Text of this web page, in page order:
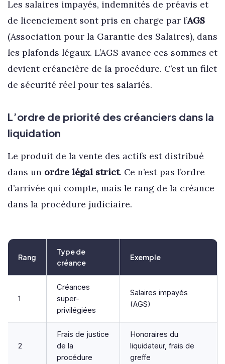
Les salaires impayés, indemnités de préavis et
de licenciement sont pris en charge par l’AGS
(Association pour la Garantie des Salaires), dans
les plafonds légaux. L’AGS avance ces sommes et
devient créancière de la procédure. C’est un filet
de sécurité réel pour tes salariés.
L’ordre de priorité des créanciers dans la
liquidation
Le produit de la vente des actifs est distribué
dans un ordre légal strict. Ce n’est pas l’ordre
d’arrivée qui compte, mais le rang de la créance
dans la procédure judiciaire.
Rang
Type de
créance
Exemple
1
Créances
super-
privilégiées
Salaires impayés
(AGS)
2
Frais de justice
de la
procédure
Honoraires du
liquidateur, frais de
greffe